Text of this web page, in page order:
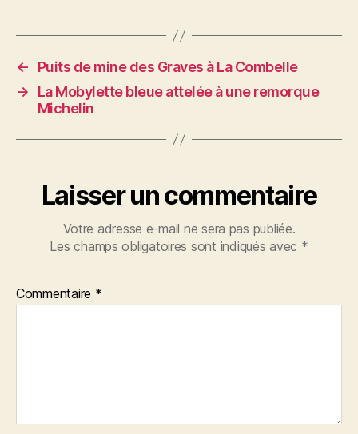
←
Puits de mine des Graves à La Combelle
→
La Mobylette bleue attelée à une remorque
Michelin
Laisser un commentaire
Votre adresse e-mail ne sera pas publiée.
Les champs obligatoires sont indiqués avec *
Commentaire *